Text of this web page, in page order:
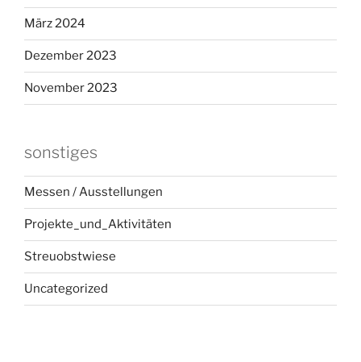
März 2024
Dezember 2023
November 2023
sonstiges
Messen / Ausstellungen
Projekte_und_Aktivitäten
Streuobstwiese
Uncategorized